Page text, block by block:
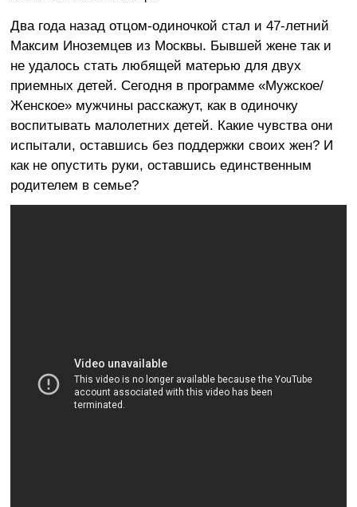
Два года назад отцом-одиночкой стал и 47-летний
Максим Иноземцев из Москвы. Бывшей жене так и
не удалось стать любящей матерью для двух
приемных детей. Сегодня в программе «Мужское/
Женское» мужчины расскажут, как в одиночку
воспитывать малолетних детей. Какие чувства они
испытали, оставшись без поддержки своих жен? И
как не опустить руки, оставшись единственным
родителем в семье?